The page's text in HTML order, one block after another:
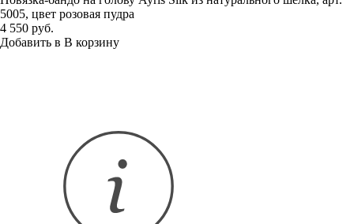
5005, цвет розовая пудра
4 550 руб.
Добавить в В корзину